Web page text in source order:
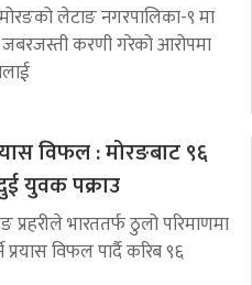
लेटाङ नगरपालिका-९ मा
करणी गरेको आरोपमा
विफल : मोरङबाट ९६
युवक पक्राउ
प्रहरीले भारततर्फ ठुलो परिमाणमा
प्रयास विफल पार्दै करिब ९६